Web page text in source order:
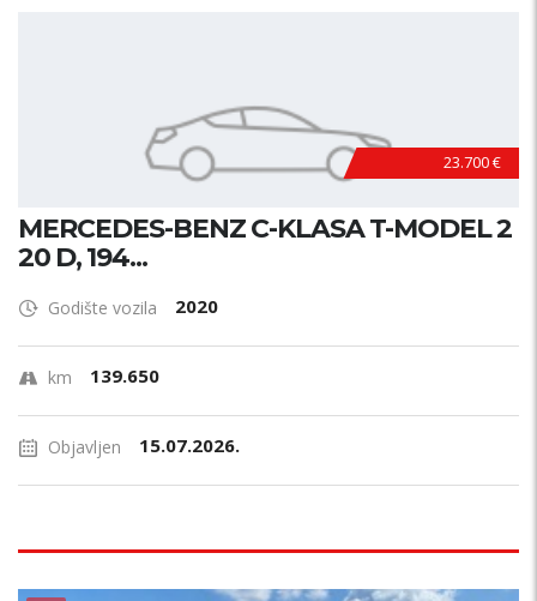
23.700 €
MERCEDES-BENZ C-KLASA T-MODEL 2
20 D, 194...
Godište vozila 2020
km 139.650
Objavljen 15.07.2026.